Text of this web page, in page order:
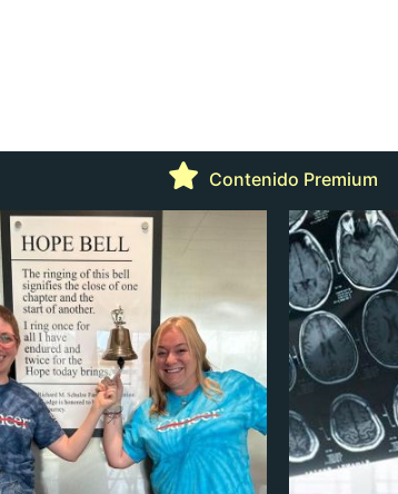
Contenido Premium